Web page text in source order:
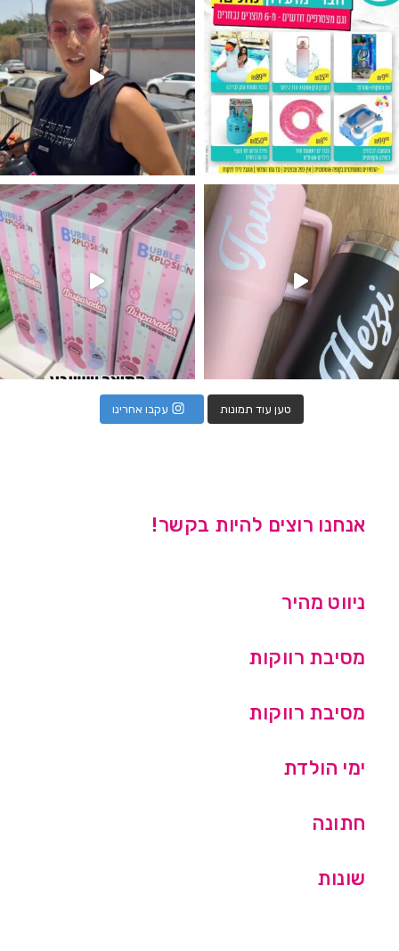
מטף לגילוי מין העובר חזר למלא
טען עוד תמונות עקבו אחרינו
אנחנו רוצים להיות בקשר!
ניווט מהיר
מסיבת רווקות
מסיבת רווקות
ימי הולדת
חתונה
שונות